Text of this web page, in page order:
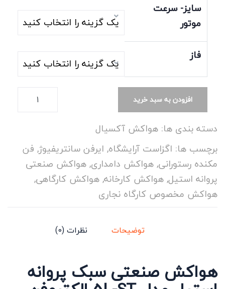
سایز- سرعت
موتور
فاز
افزودن به سبد خرید
دسته بندی ها: هواکش آکسیال
برچسب ها: اگزاست آرایشگاه, ایرفن سانتریفیوژ, فن
مکنده رستورانی,هواکش دامداری,هواکش صنعتی
پروانه استیل,هواکش کارخانه,هواکش کارگاهی,
هواکش مخصوص کارگاه نجاری
توضیحات نظرات (0)
هواکش صنعتی سبک پروانه